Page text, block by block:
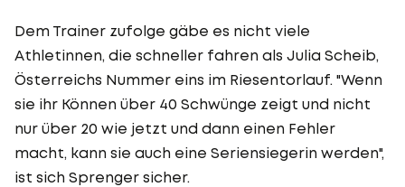
Dem Trainer zufolge gäbe es nicht viele
Athletinnen, die schneller fahren als Julia Scheib,
Österreichs Nummer eins im Riesentorlauf. "Wenn
sie ihr Können über 40 Schwünge zeigt und nicht
nur über 20 wie jetzt und dann einen Fehler
macht, kann sie auch eine Seriensiegerin werden",
ist sich Sprenger sicher.